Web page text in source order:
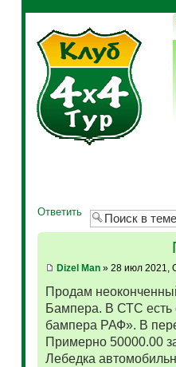
Ответить
Dizel Man» 28 июл 2021,
Продам
Бампера. В СТС есть
бампера РАФ». В
Примерно 50000.00
Лебедка